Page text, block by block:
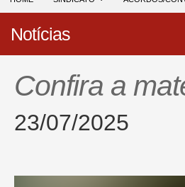
Notícias
Confira a
23/07/2025